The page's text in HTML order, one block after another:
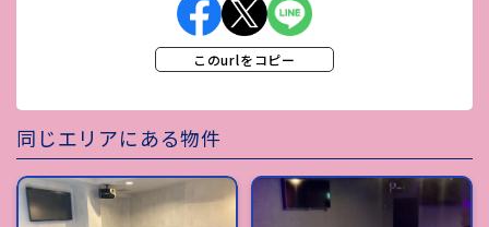
このurlをコピー
同じエリアにある物件